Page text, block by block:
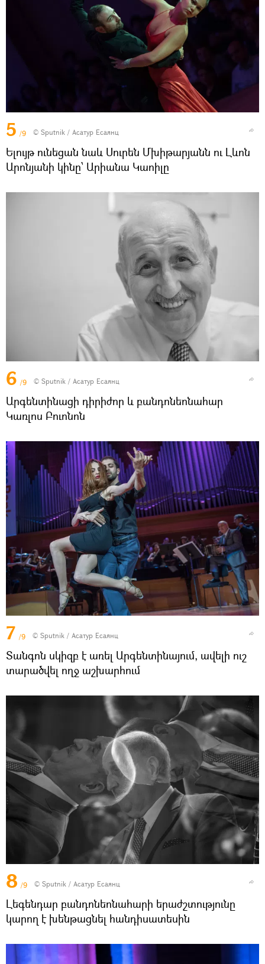
5 /9 © Sputnik / Асатур Есаянц
Ելույթ ունեցան նաև Սուրեն Մխիթարյանն ու Լևոն
Արոնյանի կինը՝ Արիանա Կաոիլը
6 /9 © Sputnik / Асатур Есаянц
Արգենտինացի դիրիժոր և բանդոնեոնահար
Կառլոս Բուոնոն
7 /9 © Sputnik / Асатур Есаянц
Տանգոն սկիզբ է առել Արգենտինայում, ավելի ուշ
տարածվել ողջ աշխարհում
8 /9 © Sputnik / Асатур Есаянц
Լեգենդար բանդոնեոնահարի երաժշտությունը
կարող է խենթացնել հանդիսատեսին